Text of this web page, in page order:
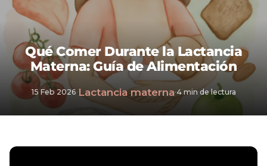
Qué Comer Durante la Lactancia
Materna: Guía de Alimentación
15 Feb 2026·Lactancia materna·4 min de lectura